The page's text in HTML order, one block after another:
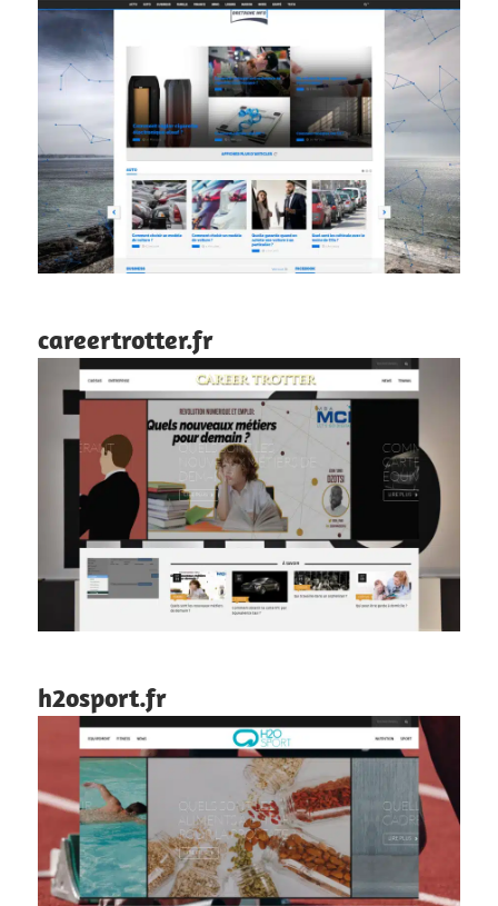
careertrotter.fr
h2osport.fr